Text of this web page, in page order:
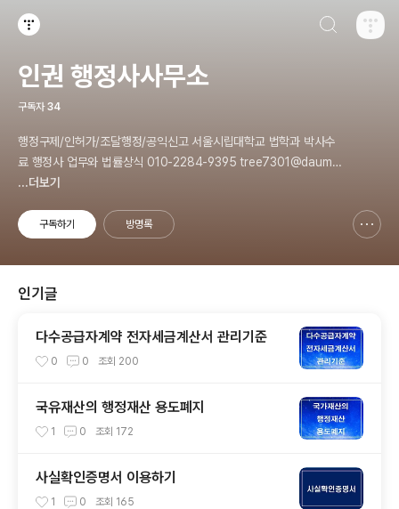
인권 행정사사무소
구독자 34
행정구제/인허가/조달행정/공익신고 서울시립대학교 법학과 박사수
료 행정사 업무와 법률상식 010-2284-9395 tree7301@daum.n
et
...더보기
구독하기 방명록
인기글
다수공급자계약 전자세금계산서 관리기준
0 0 조회 200
국유재산의 행정재산 용도폐지
1 0 조회 172
사실확인증명서 이용하기
1 0 조회 165